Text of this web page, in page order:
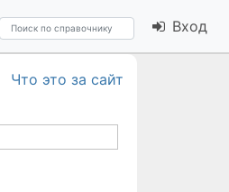
Вход
Что это за сайт